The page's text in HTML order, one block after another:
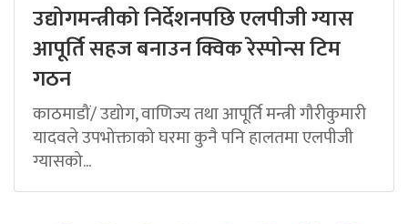
उद्योगमन्त्रीको निर्देशनपछि एलपीजी ग्यास
आपूर्ति सहज बनाउन क्विक रेस्पोन्स टिम
गठन
काठमाडौं/ उद्योग, वाणिज्य तथा आपूर्ति मन्त्री गौरीकुमारी
यादवले उपभोक्ताको घरमा कुनै पनि हालतमा एलपीजी
ग्यासको...